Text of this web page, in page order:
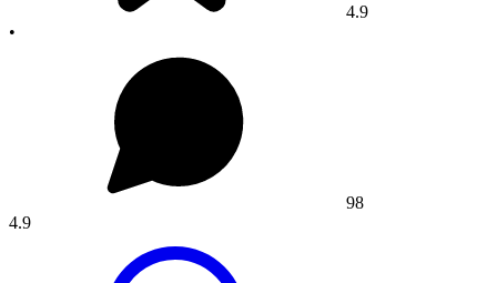
4.9
•
98
4.9